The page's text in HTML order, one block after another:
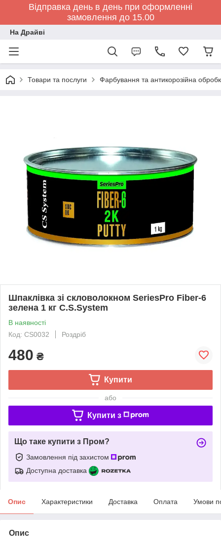
Відправка день в день при оформленні
замовлення до 15.00
На Драйві
Товари та послуги Фарбування та антикорозійна
Шпаклівка зі скловолокном SeriesPro Fiber-6
зелена 1 кг C.S.System
В наявності
Код: CS0032
Роздріб
480 ₴
Купити
або
Купити з
Що таке купити з Пром?
Замовлення під захистом
Доступна доставка
Опис Характеристики Доставка Оплата Умови
Опис